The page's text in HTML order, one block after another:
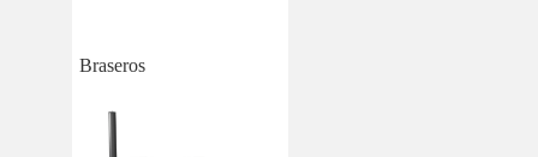
Braseros